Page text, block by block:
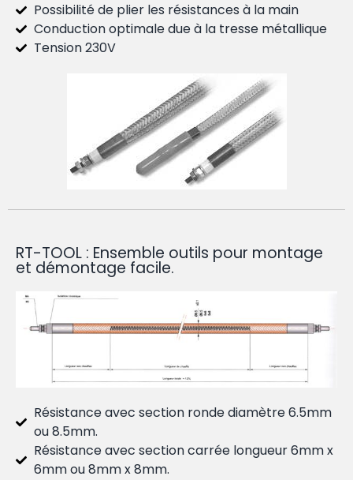
Possibilité de plier les résistances à la main
Conduction optimale due à la tresse métallique
Tension 230V
RT-TOOL : Ensemble outils pour montage
et démontage facile.
Résistance avec section ronde diamètre 6.5mm
ou 8.5mm.
Résistance avec section carrée longueur 6mm x
6mm ou 8mm x 8mm.